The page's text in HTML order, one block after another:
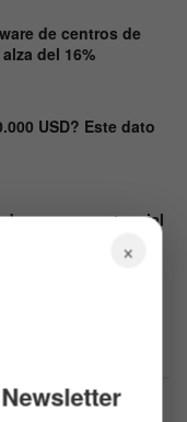
de centros de
del 16%
USD? Este dato
con un potencial
×